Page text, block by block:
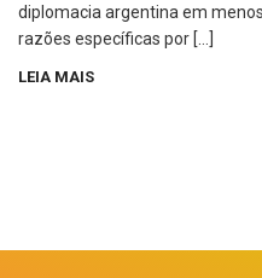
diplomacia argentina em
razões específicas por […]
LEIA MAIS